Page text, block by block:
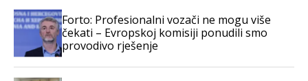
Forto: Profesionalni vozači ne mogu više
čekati – Evropskoj komisiji ponudili smo
provodivo rješenje